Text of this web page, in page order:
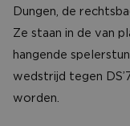
Dungen, de
Ze staan in de van
hangende
wedstrijd tegen
worden.